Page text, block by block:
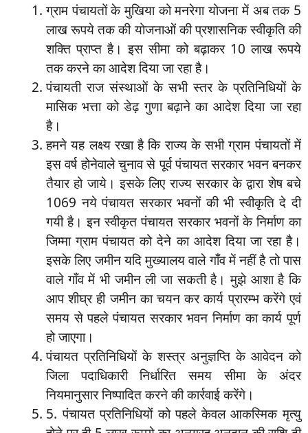
ग्राम पंचायतों के मुखिया को मनरेगा योजना में अब तक 5
लाख रूपये तक की योजनाओं की प्रशासनिक स्वीकृति की
शक्ति प्राप्त है। इस सीमा को बढ़ाकर 10 लाख रूपये
तक करने का आदेश दिया जा रहा है।
पंचायती राज संस्थाओं के सभी स्तर के प्रतिनिधियों के
मासिक भत्ता को डेढ़ गुणा बढ़ाने का आदेश दिया जा रहा
है।
हमने यह लक्ष्य रखा है कि राज्य के सभी ग्राम पंचायतों में
इस वर्ष होनेवाले चुनाव से पूर्व पंचायत सरकार भवन बनकर
तैयार हो जाये। इसके लिए राज्य सरकार के द्वारा शेष बचे
1069 नये पंचायत सरकार भवनों की भी स्वीकृति दे दी
गयी है। इन स्वीकृत पंचायत सरकार भवनों के निर्माण का
जिम्मा ग्राम पंचायत को देने का आदेश दिया जा रहा है।
इसके लिए जमीन यदि मुख्यालय वाले गाँव में नहीं है तो पास
वाले गाँव में भी जमीन ली जा सकती है। मुझे आशा है कि
आप शीघ्र ही जमीन का चयन कर कार्य प्रारम्भ करेंगे एवं
समय से पहले पंचायत सरकार भवन निर्माण का कार्य पूर्ण
हो जाएगा।
पंचायत प्रतिनिधियों के शस्त्र अनुज्ञप्ति के आवेदन को
जिला पदाधिकारी निर्धारित समय सीमा के अंदर
नियमानुसार निष्पादित करने की कार्रवाई करेंगे।
5. पंचायत प्रतिनिधियों को पहले केवल आकस्मिक मृत्यु